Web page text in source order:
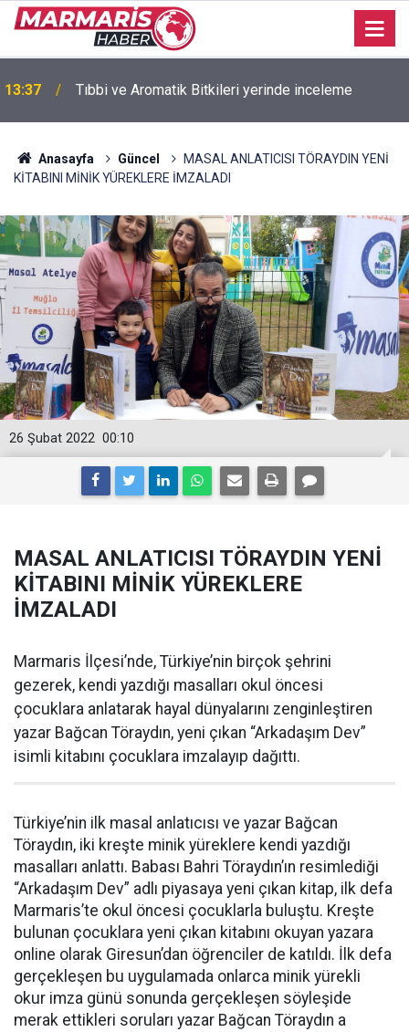
13:35 Muğla ihracatı Temmuz ayında yüzde 9 arttı
Anasayfa Güncel
MASAL ANLATICISI TÖRAYDIN YENİ
KİTABINI MİNİK YÜREKLERE İMZALADI
00:10
26 Şubat 2022
MASAL ANLATICISI TÖRAYDIN YENİ
KİTABINI MİNİK YÜREKLERE
İMZALADI
Marmaris İlçesi’nde, Türkiye’nin birçok şehrini
gezerek, kendi yazdığı masalları okul öncesi
çocuklara anlatarak hayal dünyalarını zenginleştiren
yazar Bağcan Töraydın, yeni çıkan “Arkadaşım Dev”
isimli kitabını çocuklara imzalayıp dağıttı.
Türkiye’nin ilk masal anlatıcısı ve yazar Bağcan
Töraydın, iki kreşte minik yüreklere kendi yazdığı
masalları anlattı. Babası Bahri Töraydın’ın resimlediği
“Arkadaşım Dev” adlı piyasaya yeni çıkan kitap, ilk defa
Marmaris’te okul öncesi çocuklarla buluştu. Kreşte
bulunan çocuklara yeni çıkan kitabını okuyan yazara
online olarak Giresun’dan öğrenciler de katıldı. İlk defa
gerçekleşen bu uygulamada onlarca minik yürekli
okur imza günü sonunda gerçekleşen söyleşide
merak ettikleri soruları yazar Bağcan Töraydın a